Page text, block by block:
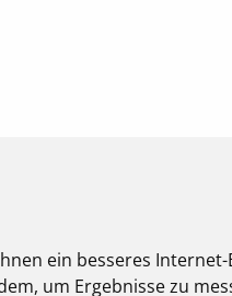
ein besseres
um Ergebnisse zu